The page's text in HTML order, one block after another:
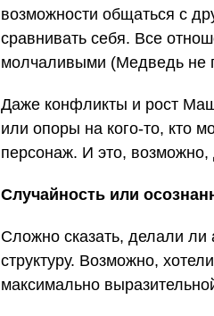
возможности общаться с
сравнивать себя. Все
молчаливыми (Медведь не
Даже конфликты и рост
или опоры на кого-то, кто
персонаж. И это, возможно,
Случайность или
Сложно сказать, делали ли
структуру. Возможно,
максимально